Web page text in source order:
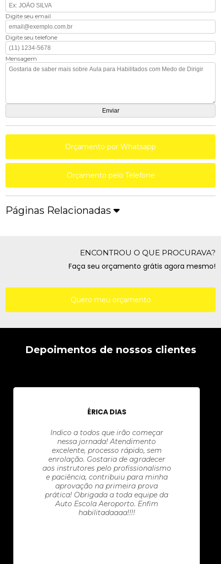
Digite seu email
Digite seu telefone
Mensagem
Orçamento por Whatsapp
Orçamento pelo Telefone
Páginas Relacionadas
ENCONTROU O QUE PROCURAVA?
Faça seu orçamento grátis agora mesmo!
Quero meu orçamento
Depoimentos de nossos clientes
ÉRICA DIAS
Indico a todos que irão começar
nessa jornada! Atendimento
excelente, processo rápido, sem
enrolação. Gostaria de agradecer
aos instrutores pelo profissionalismo
e paciência, contribuiu para minha
aprovação na primeira prova
prática! Obrigada a toda equipe da
Auto Escola Aeroporto. Enfim
habilitadaaaa!!!!